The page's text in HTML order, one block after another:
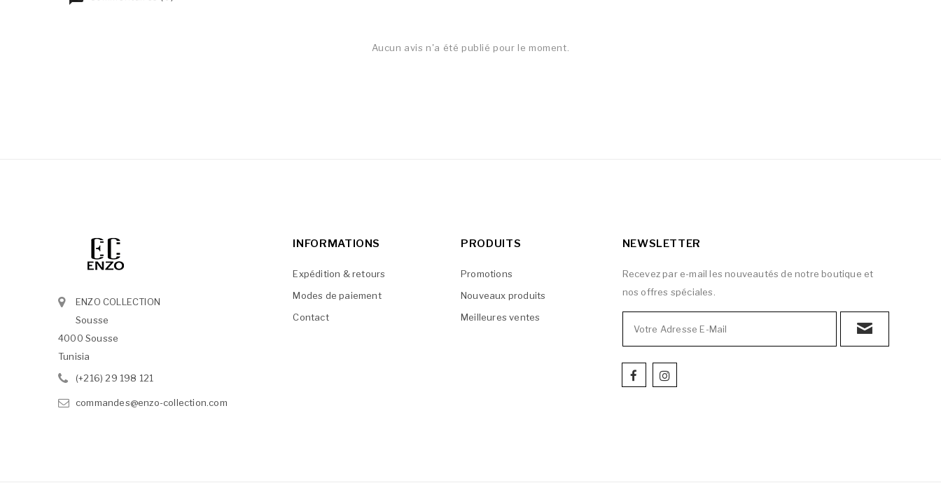
Aucun avis n'a été publié pour le moment.
ENZO COLLECTION
Sousse
4000 Sousse
Tunisia
(+216) 29 198 121
commandes@enzo-collection.com
INFORMATIONS
Expédition & retours
Modes de paiement
Contact
PRODUITS
Promotions
Nouveaux produits
Meilleures ventes
NEWSLETTER
Recevez par e-mail les nouveautés de notre boutique et
nos offres spéciales.